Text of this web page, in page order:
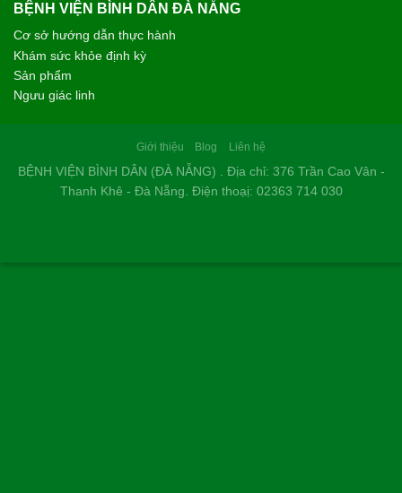
BỆNH VIỆN BÌNH DÂN ĐÀ NẴNG
Cơ sở hướng dẫn thực hành
Khám sức khỏe định kỳ
Sản phẩm
Ngưu giác linh
Giới thiệu Blog Liên hệ
BỆNH VIỆN BÌNH DÂN (ĐÀ NẴNG) . Địa chỉ: 376 Trần Cao Vân -
Thanh Khê - Đà Nẵng. Điện thoạị: 02363 714 030